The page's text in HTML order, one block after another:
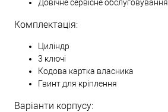
Довічне сервісне обслуговування.
Комплектація:
Циліндр
3 ключі
Кодова картка власника
Гвинт для кріплення
Варіанти корпусу: